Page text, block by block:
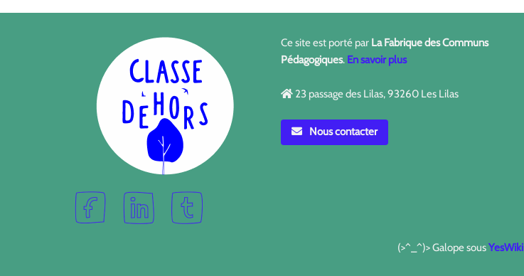
Ce site est porté par La Fabrique des Communs
Pédagogiques. En savoir plus
23 passage des Lilas, 93260 Les Lilas
Nous contacter
(>^_^)> Galope sousYesWiki